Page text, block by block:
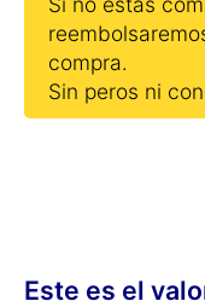
compra.
Sin peros ni
Este es el